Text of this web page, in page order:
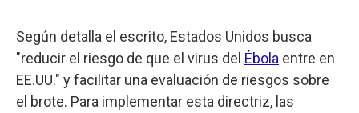
Según detalla el escrito, Estados Unidos busca
"reducir el riesgo de que el virus del Ébola entre en
EE.UU." y facilitar una evaluación de riesgos sobre
el brote. Para implementar esta directriz, las